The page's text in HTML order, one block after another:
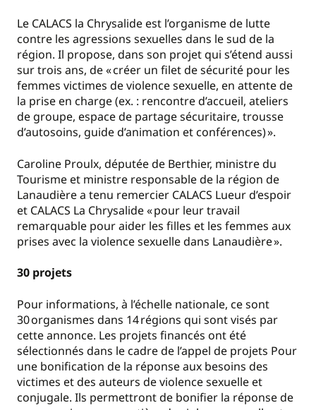
Le CALACS la Chrysalide est l’organisme de lutte
contre les agressions sexuelles dans le sud de la
région. Il propose, dans son projet qui s’étend aussi
sur trois ans, de « créer un filet de sécurité pour les
femmes victimes de violence sexuelle, en attente de
la prise en charge (ex. : rencontre d’accueil, ateliers
de groupe, espace de partage sécuritaire, trousse
d’autosoins, guide d’animation et conférences) ».
Caroline Proulx, députée de Berthier, ministre du
Tourisme et ministre responsable de la région de
Lanaudière a tenu remercier CALACS Lueur d’espoir
et CALACS La Chrysalide « pour leur travail
remarquable pour aider les filles et les femmes aux
prises avec la violence sexuelle dans Lanaudière ».
30 projets
Pour informations, à l’échelle nationale, ce sont
30 organismes dans 14 régions qui sont visés par
cette annonce. Les projets financés ont été
sélectionnés dans le cadre de l’appel de projets Pour
une bonification de la réponse aux besoins des
victimes et des auteurs de violence sexuelle et
conjugale. Ils permettront de bonifier la réponse de